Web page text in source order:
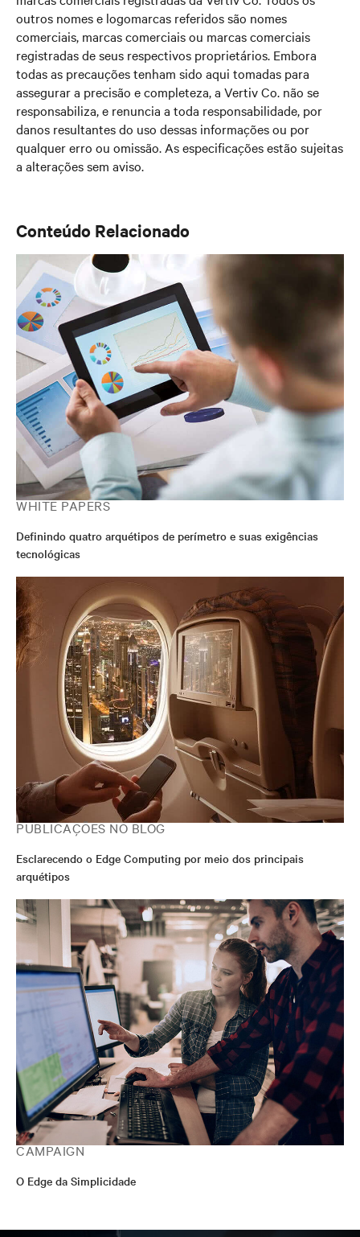
outros nomes e logomarcas referidos são nomes
comerciais, marcas comerciais ou marcas comerciais
registradas de seus respectivos proprietários. Embora
todas as precauções tenham sido aqui tomadas para
assegurar a precisão e completeza, a Vertiv Co. não se
responsabiliza, e renuncia a toda responsabilidade, por
danos resultantes do uso dessas informações ou por
qualquer erro ou omissão. As especificações estão sujeitas
a alterações sem aviso.
Conteúdo Relacionado
WHITE PAPERS
Definindo quatro arquétipos de perímetro e suas exigências
tecnológicas
PUBLICAÇÕES NO BLOG
Esclarecendo o Edge Computing por meio dos principais
arquétipos
CAMPAIGN
O Edge da Simplicidade